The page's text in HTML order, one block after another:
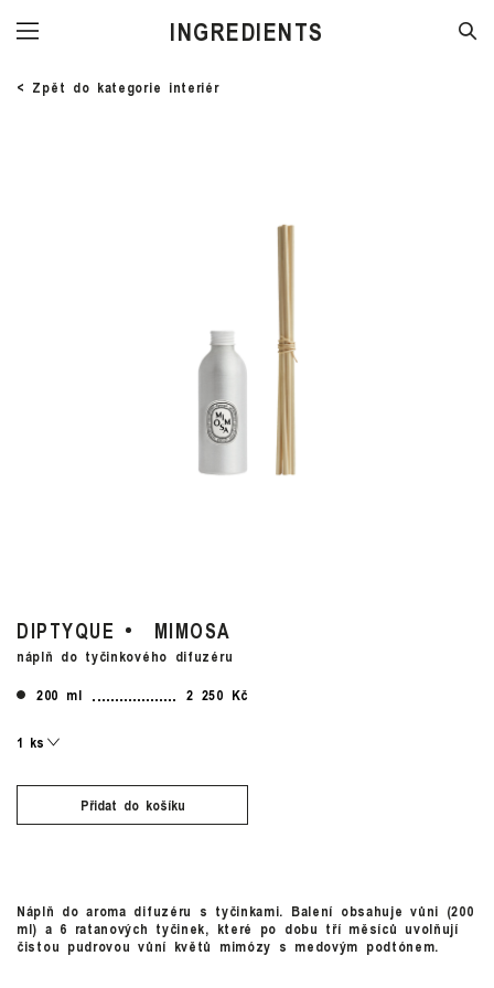
INGREDIENTS
< Zpět do kategorie interiér
DIPTYQUE MIMOSA
náplň do tyčinkového difuzéru
200 ml
2 250 Kč
Přidat do košíku
Náplň do aroma difuzéru s tyčinkami. Balení obsahuje vůni (200
ml) a 6 ratanových tyčinek, které po dobu tří měsíců uvolňují
čistou pudrovou vůní květů mimózy s medovým podtónem.